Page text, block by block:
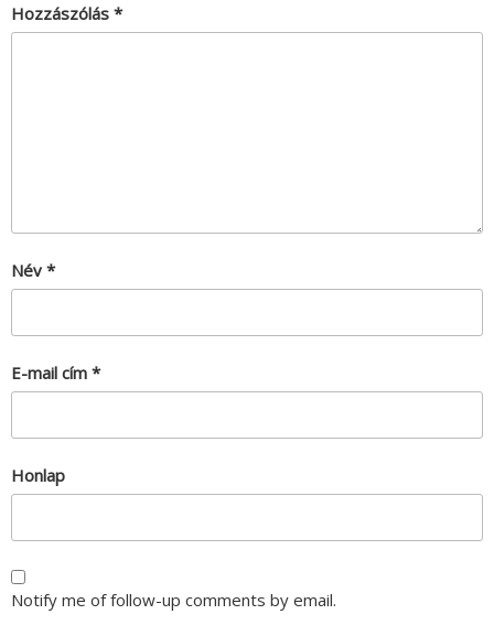
Hozzászólás *
Név *
E-mail cím *
Honlap
Notify me of follow-up comments by email.